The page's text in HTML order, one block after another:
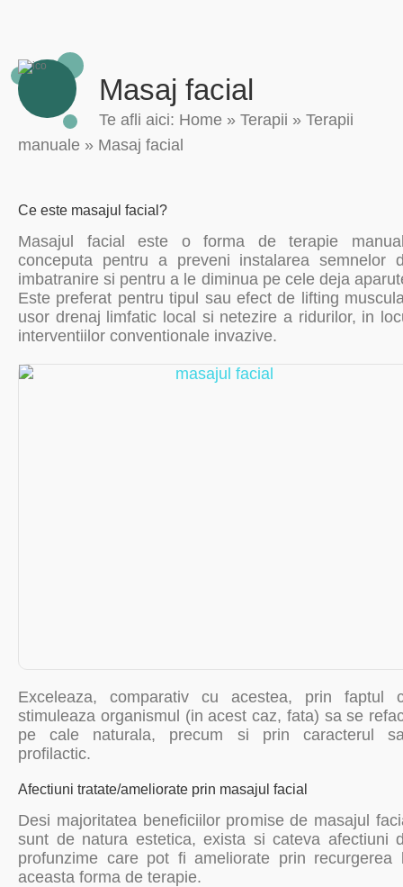
Masaj facial
Te afli aici: Home » Terapii » Terapii
manuale » Masaj facial
Ce este masajul facial?
Masajul facial este o forma de terapie
conceputa pentru a preveni instalarea semnelor
imbatranire si pentru a le diminua pe cele deja
Este preferat pentru tipul sau efect de lifting
usor drenaj limfatic local si netezire a ridurilor, in
interventiilor conventionale invazive.
Exceleaza, comparativ cu acestea, prin faptul
stimuleaza organismul (in acest caz, fata) sa se
pe cale naturala, precum si prin caracterul
profilactic.
Afectiuni tratate/ameliorate prin masajul facial
Desi majoritatea beneficiilor promise de masajul
sunt de natura estetica, exista si cateva afectiuni
profunzime care pot fi ameliorate prin recurgerea
aceasta forma de terapie.